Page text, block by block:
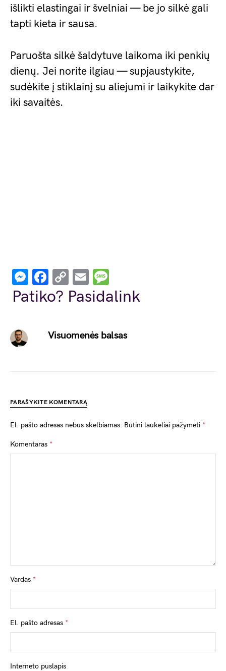
išlikti elastingai ir švelniai — be jo silkė gali
tapti kieta ir sausa.
Paruošta silkė šaldytuve laikoma iki penkių
dienų. Jei norite ilgiau — supjaustykite,
sudėkite į stiklainį su aliejumi ir laikykite dar
iki savaitės.
Messenger
Facebook
Copy
Link
Email
Patiko? Pasidalink
Visuomenės balsas
PARAŠYKITE KOMENTARĄ
El. pašto adresas nebus skelbiamas. Būtini laukeliai pažymėti *
Komentaras *
Vardas *
El. pašto adresas *
Interneto puslapis